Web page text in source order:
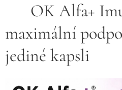
🛡️ OK Alfa+
maximální
jediné kapsli 🌿